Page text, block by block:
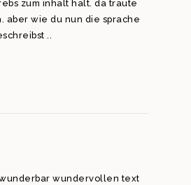
zum inhalt halt. da traute
aber wie du nun die sprache
..
wundervollen text